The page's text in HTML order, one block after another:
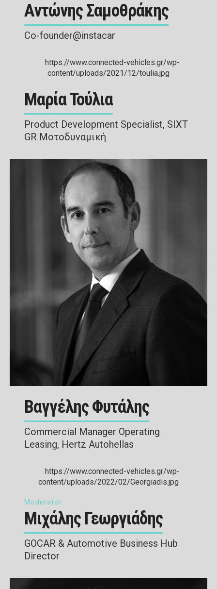
Αντώνης Σαμοθράκης
Co-founder@instacar
Μαρία Τούλια
Product Development Specialist, SIXT
GR Μοτοδυναμική
Βαγγέλης Φυτάλης
Commercial Manager Operating
Leasing, Hertz Autohellas
Moderator
Μιχάλης Γεωργιάδης
GOCAR & Automotive Business Hub
Director